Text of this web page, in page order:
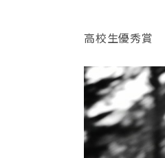
高校生優秀賞